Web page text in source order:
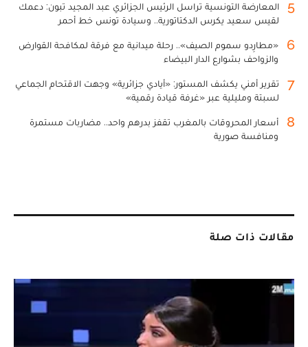
5
المعارضة التونسية تراسل الرئيس الجزائري عبد المجيد تبون: دعمك
لقيس سعيد يكرس الدكتاتورية.. وسيادة تونس خط أحمر
6
«مطارِدو سموم الصيف».. رحلة ميدانية مع فرقة لمكافحة القوارض
والزواحف بشوارع الدار البيضاء
7
تقرير أمني يكشف المستور: «أيادي جزائرية» وجهت الاقتحام الجماعي
لسبتة ومليلية عبر «غرفة قيادة رقمية»
8
أسعار المحروقات بالمغرب تقفز بدرهم واحد.. مضاربات مستمرة
ومنافسة صورية
مقالات ذات صلة